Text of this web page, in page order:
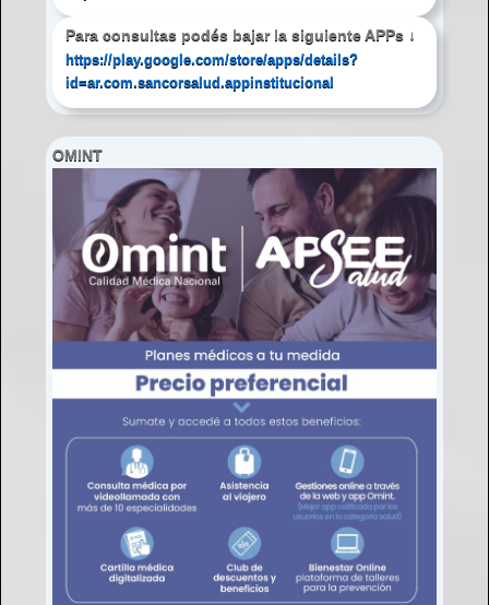
Para consultas podés bajar la siguiente APPs ↓
https://play.google.com/store/apps/details?
id=ar.com.sancorsalud.appinstitucional
OMINT